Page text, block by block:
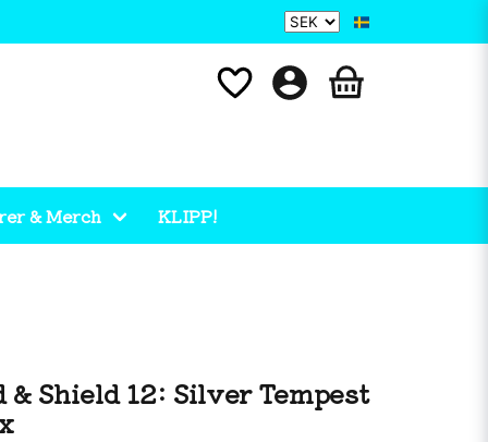
& Merch KLIPP!
& Shield 12: Silver Tempest